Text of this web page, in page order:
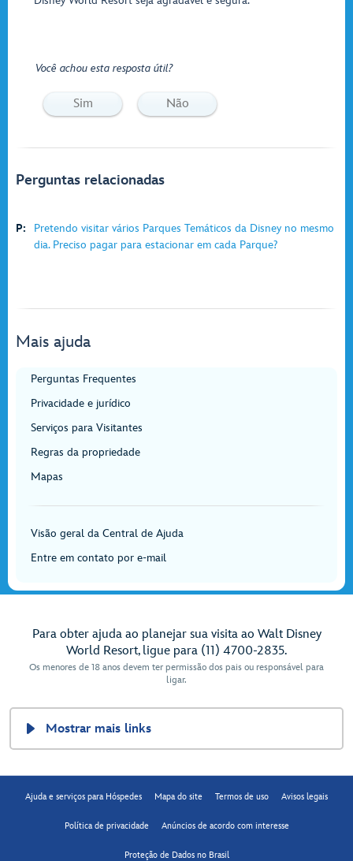
Você achou esta resposta útil?
Sim Não
Perguntas relacionadas
P:
Pretendo visitar vários Parques Temáticos da Disney no mesmo
dia. Preciso pagar para estacionar em cada Parque?
Mais ajuda
Perguntas Frequentes
Privacidade e jurídico
Serviços para Visitantes
Regras da propriedade
Mapas
Visão geral da Central de Ajuda
Entre em contato por e-mail
Para obter ajuda ao planejar sua visita ao Walt Disney
World Resort, ligue para (11) 4700-2835.
Os menores de 18 anos devem ter permissão dos pais ou responsável para
ligar.
Mostrar mais links
Ajuda e serviços para Hóspedes Mapa do site Termos de uso Avisos legais
Política de privacidade Anúncios de acordo com interesse
Proteção de Dados no Brasil